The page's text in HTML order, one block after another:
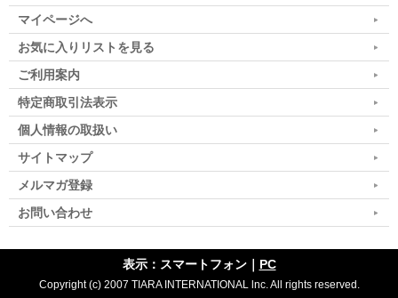
マイページへ
お気に入りリストを見る
ご利用案内
特定商取引法表示
個人情報の取扱い
サイトマップ
メルマガ登録
お問い合わせ
表示：スマートフォン｜ PC
Copyright (c) 2007 TIARA INTERNATIONAL lnc. All rights reserved.